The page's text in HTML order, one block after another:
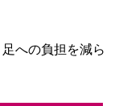
への負担を減ら